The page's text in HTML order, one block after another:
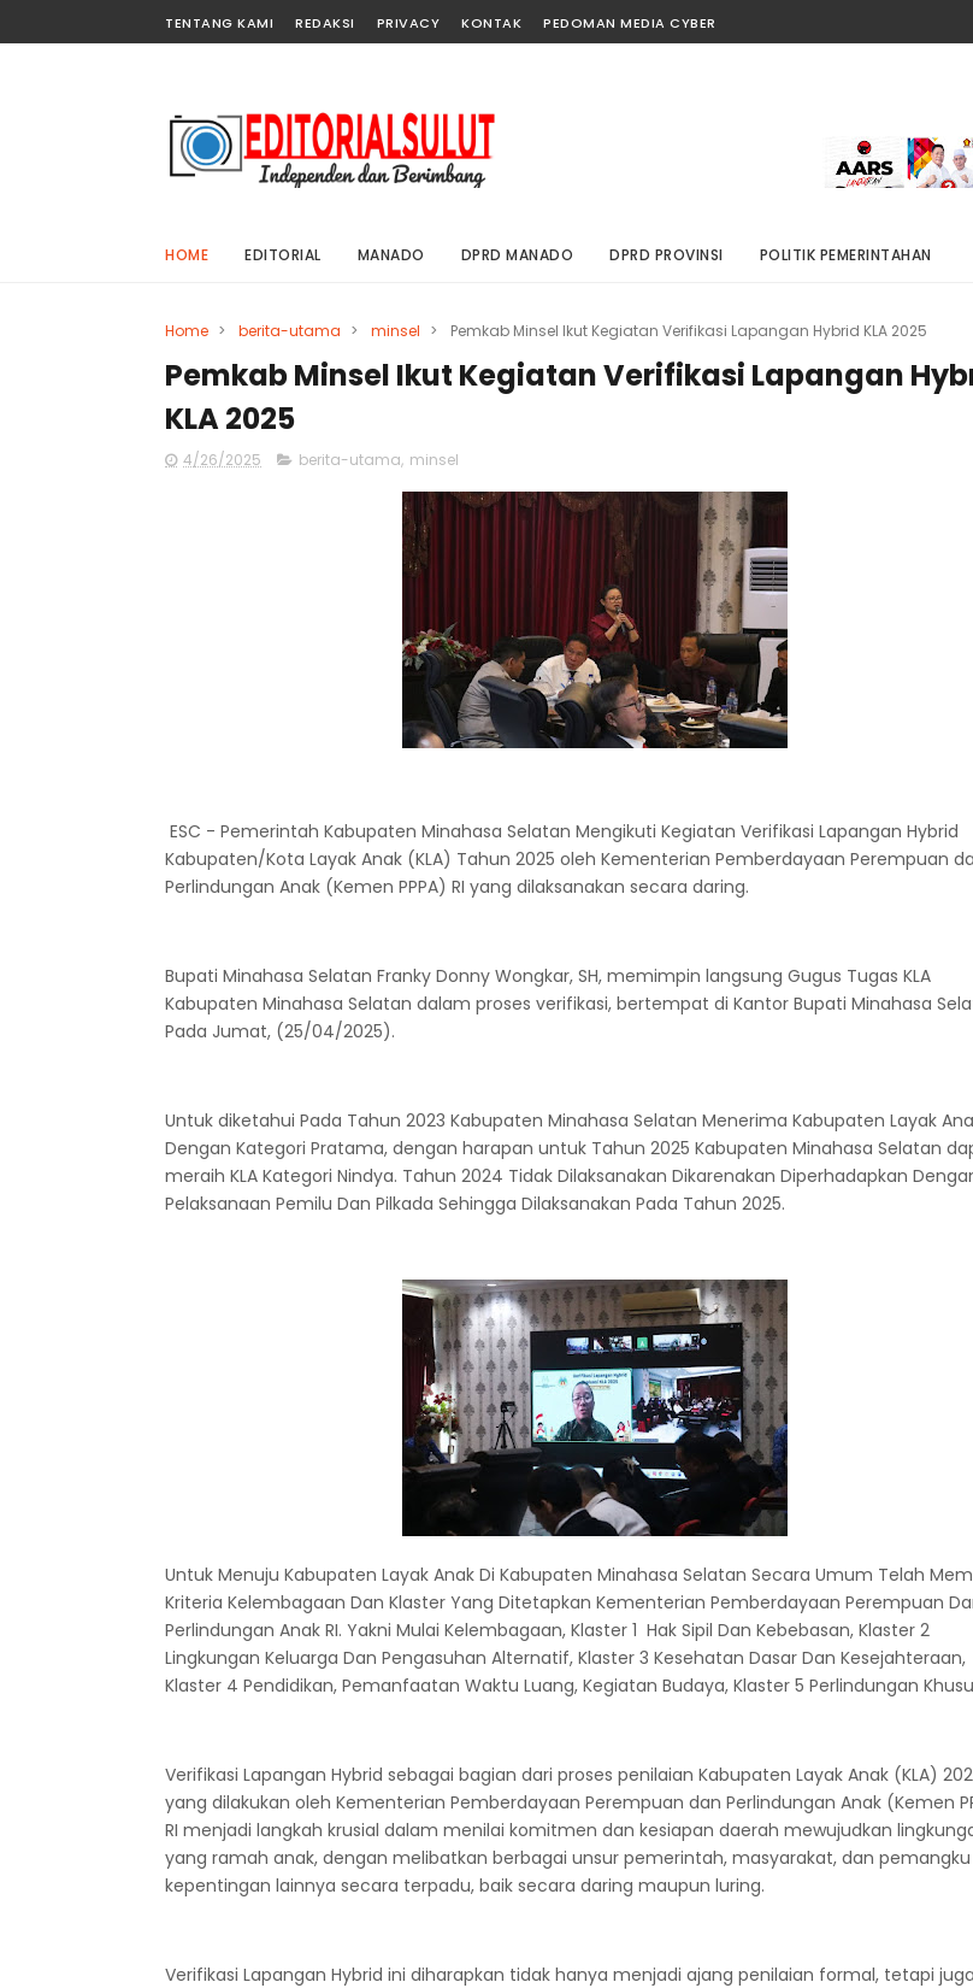
TENTANG KAMI REDAKSI PRIVACY KONTAK PEDOMAN MEDIA CYBER
HOME EDITORIAL MANADO DPRD MANADO DPRD PROVINSI POLITIK PEMERINTAHAN
Home > berita-utama > minsel > Pemkab Minsel Ikut Kegiatan Verifikasi Lapangan Hybrid KLA 2025
Pemkab Minsel Ikut Kegiatan Verifikasi Lapangan
KLA 2025
4/26/2025 berita-utama, minsel
ESC - Pemerintah Kabupaten Minahasa Selatan Mengikuti Kegiatan Verifikasi Lapangan Hybrid
Kabupaten/Kota Layak Anak (KLA) Tahun 2025 oleh Kementerian Pemberdayaan Perempuan
Perlindungan Anak (Kemen PPPA) RI yang dilaksanakan secara daring.
Bupati Minahasa Selatan Franky Donny Wongkar, SH, memimpin langsung Gugus Tugas KLA
Kabupaten Minahasa Selatan dalam proses verifikasi, bertempat di Kantor Bupati Minahasa
Pada Jumat, (25/04/2025).
Untuk diketahui Pada Tahun 2023 Kabupaten Minahasa Selatan Menerima Kabupaten Layak
Dengan Kategori Pratama, dengan harapan untuk Tahun 2025 Kabupaten Minahasa Selatan
meraih KLA Kategori Nindya. Tahun 2024 Tidak Dilaksanakan Dikarenakan Diperhadapkan
Pelaksanaan Pemilu Dan Pilkada Sehingga Dilaksanakan Pada Tahun 2025.
Untuk Menuju Kabupaten Layak Anak Di Kabupaten Minahasa Selatan Secara Umum Telah
Kriteria Kelembagaan Dan Klaster Yang Ditetapkan Kementerian Pemberdayaan Perempuan
Perlindungan Anak RI. Yakni Mulai Kelembagaan, Klaster 1 Hak Sipil Dan Kebebasan, Klaster 2
Lingkungan Keluarga Dan Pengasuhan Alternatif, Klaster 3 Kesehatan Dasar Dan Kesejahteraan,
Klaster 4 Pendidikan, Pemanfaatan Waktu Luang, Kegiatan Budaya, Klaster 5 Perlindungan
Verifikasi Lapangan Hybrid sebagai bagian dari proses penilaian Kabupaten Layak Anak (KLA)
yang dilakukan oleh Kementerian Pemberdayaan Perempuan dan Perlindungan Anak (Kemen
RI menjadi langkah krusial dalam menilai komitmen dan kesiapan daerah mewujudkan
yang ramah anak, dengan melibatkan berbagai unsur pemerintah, masyarakat, dan pemangku
kepentingan lainnya secara terpadu, baik secara daring maupun luring.
Verifikasi Lapangan Hybrid ini diharapkan tidak hanya menjadi ajang penilaian formal, tetapi juga